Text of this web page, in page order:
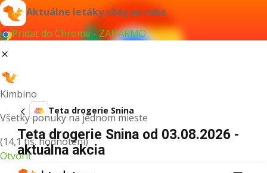
Aktuálne letáky vždy po ruke
Pridať do Chrome - ZADARMO
Kimbino
Všetky ponuky na jednom mieste
(14,1 tis. hodnotení)
Otvoriť
Teta drogerie Snina
Teta drogerie Snina od 03.08.2026 -
aktuálna akcia